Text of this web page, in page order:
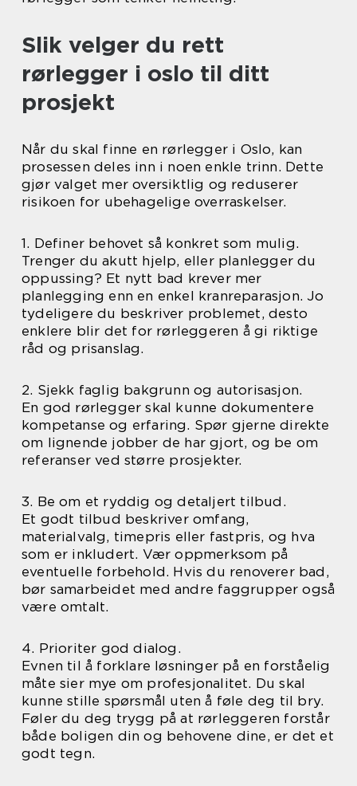
Slik velger du rett
rørlegger i oslo til ditt
prosjekt
Når du skal finne en rørlegger i Oslo, kan
prosessen deles inn i noen enkle trinn. Dette
gjør valget mer oversiktlig og reduserer
risikoen for ubehagelige overraskelser.
1. Definer behovet så konkret som mulig.
Trenger du akutt hjelp, eller planlegger du
oppussing? Et nytt bad krever mer
planlegging enn en enkel kranreparasjon. Jo
tydeligere du beskriver problemet, desto
enklere blir det for rørleggeren å gi riktige
råd og prisanslag.
2. Sjekk faglig bakgrunn og autorisasjon.
En god rørlegger skal kunne dokumentere
kompetanse og erfaring. Spør gjerne direkte
om lignende jobber de har gjort, og be om
referanser ved større prosjekter.
3. Be om et ryddig og detaljert tilbud.
Et godt tilbud beskriver omfang,
materialvalg, timepris eller fastpris, og hva
som er inkludert. Vær oppmerksom på
eventuelle forbehold. Hvis du renoverer bad,
bør samarbeidet med andre faggrupper også
være omtalt.
4. Prioriter god dialog.
Evnen til å forklare løsninger på en forståelig
måte sier mye om profesjonalitet. Du skal
kunne stille spørsmål uten å føle deg til bry.
Føler du deg trygg på at rørleggeren forstår
både boligen din og behovene dine, er det et
godt tegn.